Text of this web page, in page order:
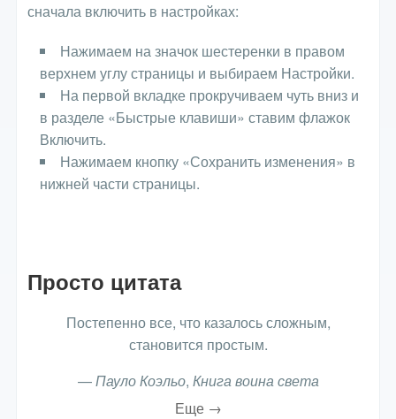
сначала включить в настройках:
Нажимаем на значок шестеренки в правом
верхнем углу страницы и выбираем Настройки.
На первой вкладке прокручиваем чуть вниз и
в разделе «Быстрые клавиши» ставим флажок
Включить.
Нажимаем кнопку «Сохранить изменения» в
нижней части страницы.
Просто цитата
Постепенно все, что казалось сложным,
становится простым.
—Пауло Коэльо, Книга воина света
Еще →